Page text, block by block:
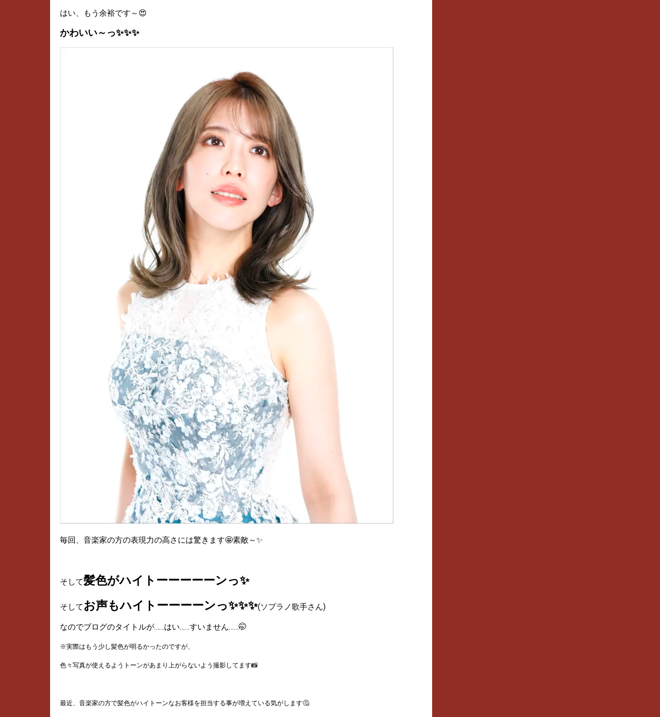
はい、もう余裕です～😍
かわいい～っ✨✨✨
毎回、音楽家の方の表現力の高さには驚きます🤩素敵～✨
そして髪色がハイトーーーーーンっ✨
そしてお声もハイトーーーーンっ✨✨✨(ソプラノ歌手さん)
なのでブログのタイトルが……はい……すいません……🤭
※実際はもう少し髪色が明るかったのですが、
色々写真が使えるようトーンがあまり上がらないよう撮影してます📸
最近、音楽家の方で髪色がハイトーンなお客様を担当する事が増えている気がします🤔